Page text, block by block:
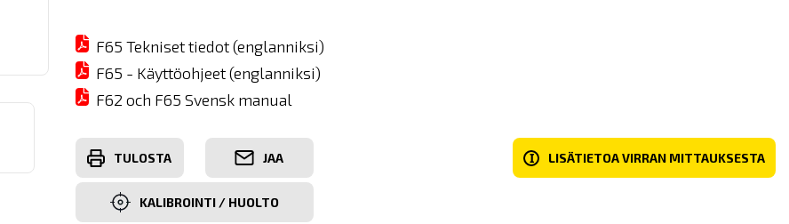
F65 Tekniset tiedot (englanniksi)
F65 - Käyttöohjeet (englanniksi)
F62 och F65 Svensk manual
TULOSTA JAA I LISÄTIETOA VIRRAN MITTAUKSESTA
KALIBROINTI / HUOLTO